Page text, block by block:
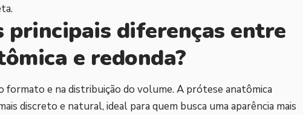
principais diferenças entre
e redonda?
formato e na distribuição do volume. A prótese anatômica
discreto e natural, ideal para quem busca uma aparência mais